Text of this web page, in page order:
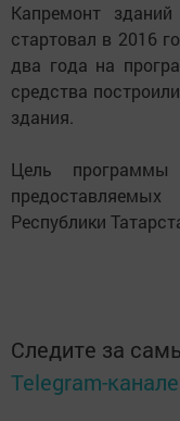
Капремонт
стартовал в 2016
два года на
средства
здания.
Цель
Республики
Следите за
Telegram-канале